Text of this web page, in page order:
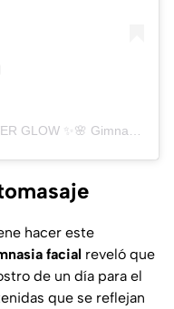
hacer este
facial reveló que
de un día para el
que se reflejan